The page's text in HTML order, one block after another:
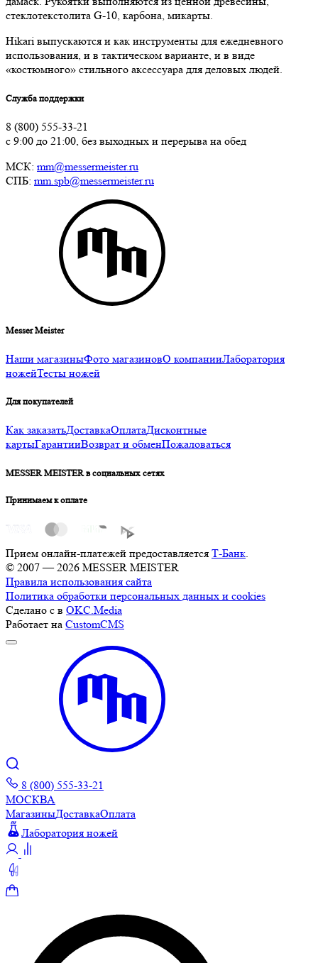
стеклотекстолита G-10, карбона, микарты.
Hikari выпускаются и как инструменты для ежедневного
использования, и в тактическом варианте, и в виде
«костюмного» стильного аксессуара для деловых людей.
Служба поддержки
8 (800) 555-33-21
с 9:00 до 21:00, без выходных и перерыва на обед
МСК: mm@messermeister.ru
СПБ: mm.spb@messermeister.ru
Messer Meister
Наши магазиныФото магазиновО компанииЛаборатория
ножейТесты ножей
Для покупателей
Как заказатьДоставкаОплатаДисконтные
картыГарантииВозврат и обменПожаловаться
MESSER MEISTER в социальных сетях
Принимаем к оплате
Прием онлайн-платежей предоставляется Т-Банк.
© 2007 — 2026 MESSER MEISTER
Правила использования сайта
Политика обработки персональных данных и cookies
Сделано с в OKC.Media
Работает на CustomCMS
8 (800) 555-33-21
МОСКВА
МагазиныДоставкаОплата
Лаборатория ножей